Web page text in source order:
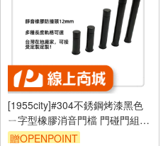
[1955city]#304不銹鋼烤漆黑色
ㄧ字型橡膠消音門檔 門碰門組門
吸[打孔款1101-D [烤漆黑
贈OPENPOINT